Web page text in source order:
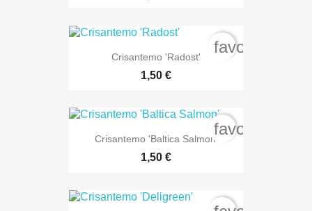
Crisantemo 'Radost'
1,50 €
Crisantemo 'Baltica Salmon'
1,50 €